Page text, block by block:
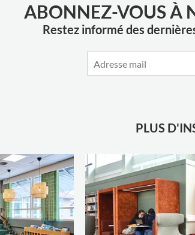
ABONNEZ-VOUS À
Restez informé des
PLUS